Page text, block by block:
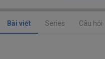
Bài viết Series Câu hỏi